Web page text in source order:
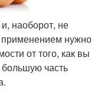
наоборот, не
нужно
от того, как вы
большую часть